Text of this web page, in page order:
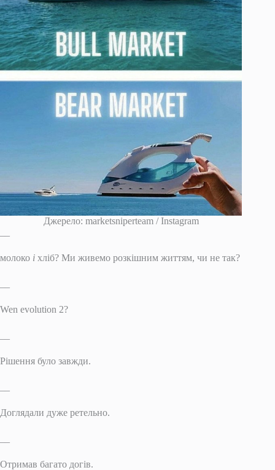
Джерело: marketsniperteam / Instagram
молоко і хліб? Ми живемо розкішним життям, чи не так?
Wen evolution 2?
Рішення було завжди.
Доглядали дуже ретельно.
Отримав багато догів.